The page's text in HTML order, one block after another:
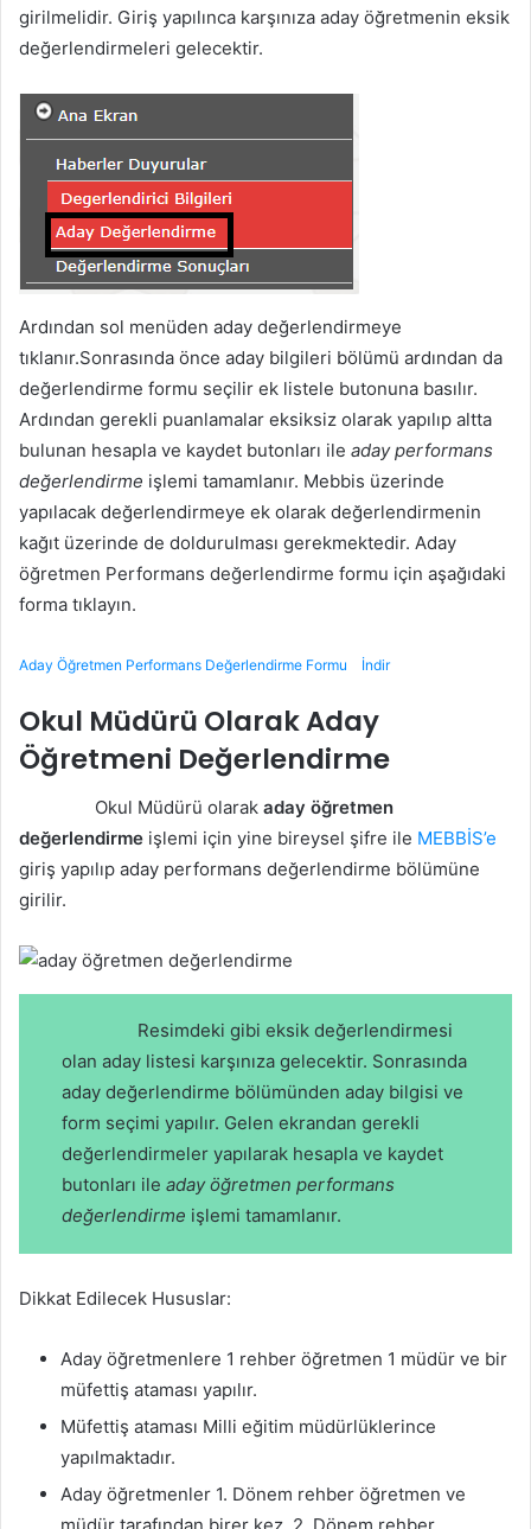
girilmelidir. Giriş yapılınca karşınıza aday öğretmenin eksik
değerlendirmeleri gelecektir.
Ardından sol menüden aday değerlendirmeye
tıklanır.Sonrasında önce aday bilgileri bölümü ardından da
değerlendirme formu seçilir ek listele butonuna basılır.
Ardından gerekli puanlamalar eksiksiz olarak yapılıp altta
bulunan hesapla ve kaydet butonları ile aday performans
değerlendirme işlemi tamamlanır. Mebbis üzerinde
yapılacak değerlendirmeye ek olarak değerlendirmenin
kağıt üzerinde de doldurulması gerekmektedir. Aday
öğretmen Performans değerlendirme formu için aşağıdaki
forma tıklayın.
Aday Öğretmen Performans Değerlendirme Formu İndir
Okul Müdürü Olarak Aday
Öğretmeni Değerlendirme
Okul Müdürü olarak aday öğretmen
değerlendirme işlemi için yine bireysel şifre ile MEBBİS’e
giriş yapılıp aday performans değerlendirme bölümüne
girilir.
Resimdeki gibi eksik değerlendirmesi
olan aday listesi karşınıza gelecektir. Sonrasında
aday değerlendirme bölümünden aday bilgisi ve
form seçimi yapılır. Gelen ekrandan gerekli
değerlendirmeler yapılarak hesapla ve kaydet
butonları ile aday öğretmen performans
değerlendirme işlemi tamamlanır.
Dikkat Edilecek Hususlar:
Aday öğretmenlere 1 rehber öğretmen 1 müdür ve bir
müfettiş ataması yapılır.
Müfettiş ataması Milli eğitim müdürlüklerince
yapılmaktadır.
Aday öğretmenler 1. Dönem rehber öğretmen ve